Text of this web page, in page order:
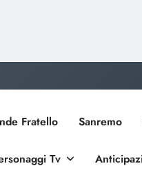
Fratello Sanremo
Tv